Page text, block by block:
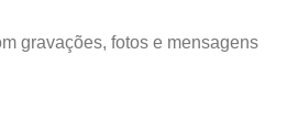
gravações, fotos e mensagens